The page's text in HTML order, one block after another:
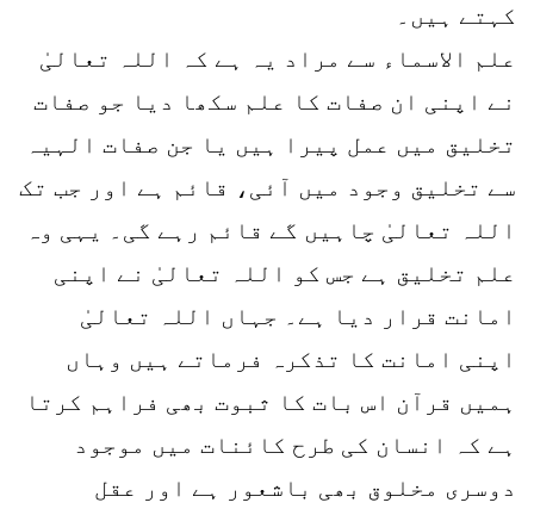
کہتے ہیں۔
علم الاسماء سے مراد یہ ہے کہ اللہ تعالیٰ
نے اپنی ان صفات کا علم سکھا دیا جو صفات
تخلیق میں عمل پیرا ہیں یا جن صفات الہیہ
سے تخلیق وجود میں آئی، قائم ہے اور جب تک
اللہ تعالیٰ چاہیں گے قائم رہے گی۔ یہی وہ
علم تخلیق ہے جس کو اللہ تعالیٰ نے اپنی
امانت قرار دیا ہے۔ جہاں اللہ تعالیٰ
اپنی امانت کا تذکرہ فرماتے ہیں وہاں
ہمیں قرآن اس بات کا ثبوت بھی فراہم کرتا
ہے کہ انسان کی طرح کائنات میں موجود
دوسری مخلوق بھی باشعور ہے اور عقل